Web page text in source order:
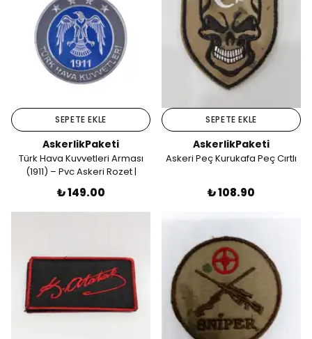
SEPETE EKLE
AskerlikPaketi
Türk Hava Kuvvetleri Arması
(1911) – Pvc Askeri Rozet |
Askerlik Paketi
₺ 149.00
SEPETE EKLE
AskerlikPaketi
Askeri Peç Kurukafa Peç Cırtlı
₺ 108.90